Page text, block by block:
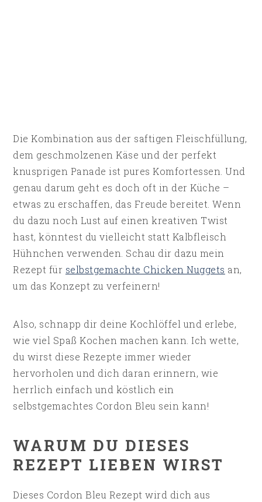
Die Kombination aus der saftigen Fleischfüllung,
dem geschmolzenen Käse und der perfekt
knusprigen Panade ist pures Komfortessen. Und
genau darum geht es doch oft in der Küche –
etwas zu erschaffen, das Freude bereitet. Wenn
du dazu noch Lust auf einen kreativen Twist
hast, könntest du vielleicht statt Kalbfleisch
Hühnchen verwenden. Schau dir dazu mein
Rezept für selbstgemachte Chicken Nuggets an,
um das Konzept zu verfeinern!
Also, schnapp dir deine Kochlöffel und erlebe,
wie viel Spaß Kochen machen kann. Ich wette,
du wirst diese Rezepte immer wieder
hervorholen und dich daran erinnern, wie
herrlich einfach und köstlich ein
selbstgemachtes Cordon Bleu sein kann!
WARUM DU DIESES
REZEPT LIEBEN WIRST
Dieses Cordon Bleu Rezept wird dich aus